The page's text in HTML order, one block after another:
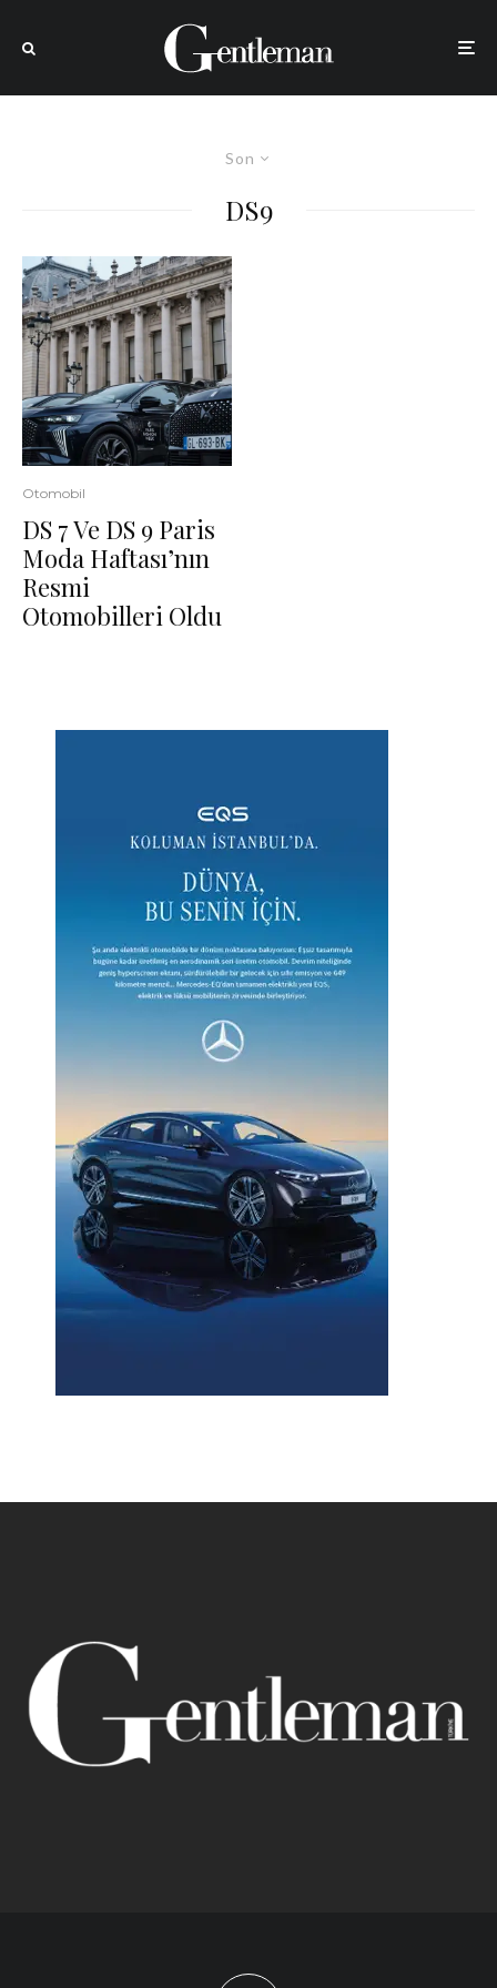
Son
DS9
Otomobil
DS 7 Ve DS 9 Paris
Moda Haftası’nın
Resmi
Otomobilleri Oldu